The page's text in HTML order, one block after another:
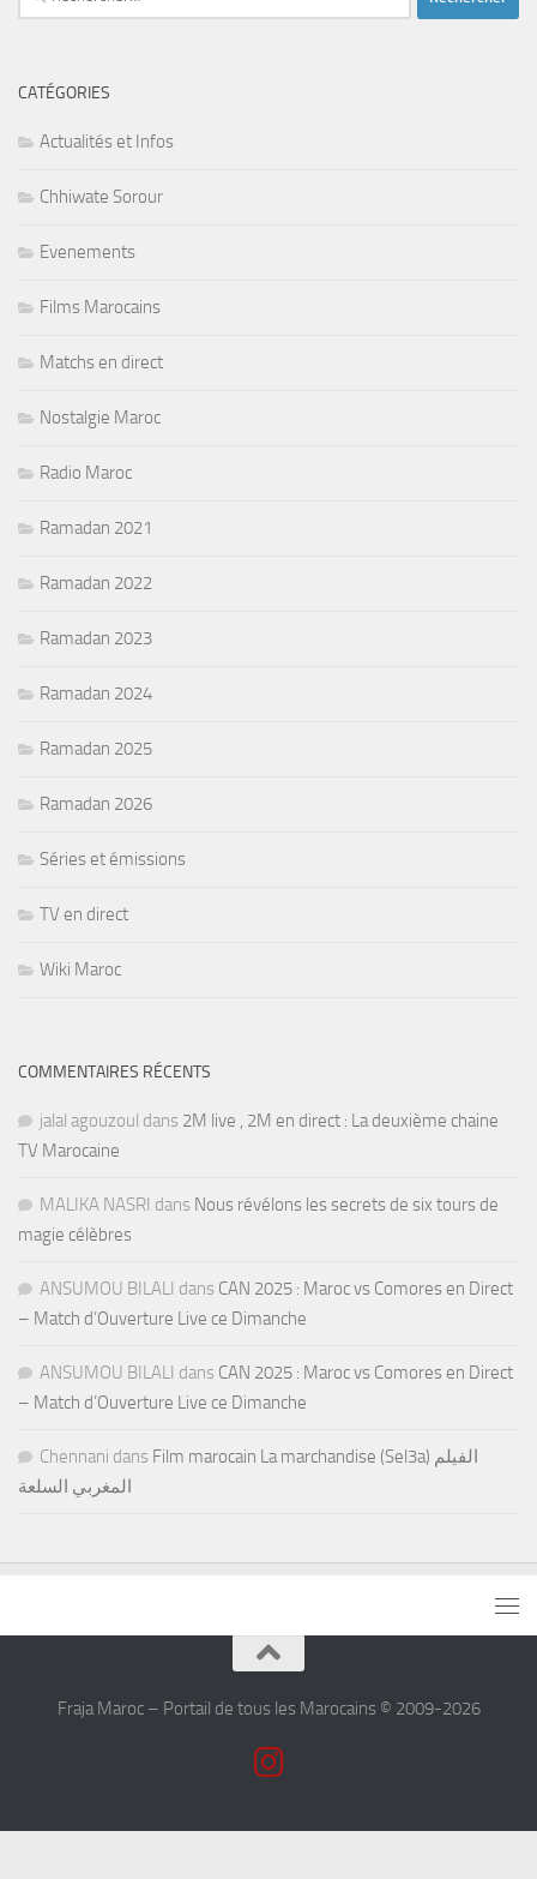
CATÉGORIES
Actualités et Infos
Chhiwate Sorour
Evenements
Films Marocains
Matchs en direct
Nostalgie Maroc
Radio Maroc
Ramadan 2021
Ramadan 2022
Ramadan 2023
Ramadan 2024
Ramadan 2025
Ramadan 2026
Séries et émissions
TV en direct
Wiki Maroc
COMMENTAIRES RÉCENTS
jalal agouzoul dans 2M live , 2M en direct : La deuxième chaine
TV Marocaine
MALIKA NASRI dans Nous révélons les secrets de six tours de
magie célèbres
ANSUMOU BILALI dans CAN 2025 : Maroc vs Comores en Direct
– Match d’Ouverture Live ce Dimanche
ANSUMOU BILALI dans CAN 2025 : Maroc vs Comores en Direct
– Match d’Ouverture Live ce Dimanche
Chennani dans Film marocain La marchandise (Sel3a) الفيلم
المغربي السلعة
Fraja Maroc – Portail de tous les Marocains © 2009-2026